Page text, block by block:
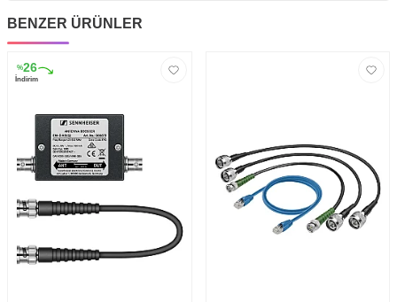
BENZER ÜRÜNLER
%26
İndirim